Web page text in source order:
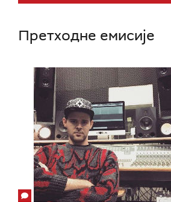
Претходне емисије